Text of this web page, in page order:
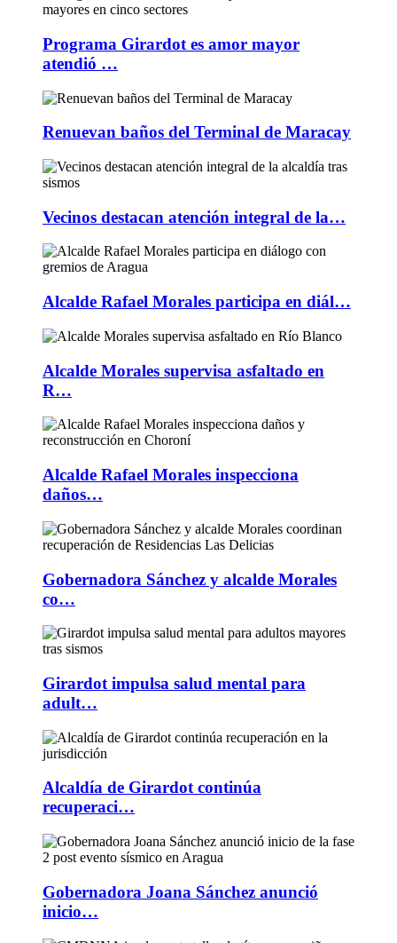
Programa Girardot es amor mayor
atendió …
Renuevan baños del Terminal de Maracay
Vecinos destacan atención integral de la…
Alcalde Rafael Morales participa en diál…
Alcalde Morales supervisa asfaltado en
R…
Alcalde Rafael Morales inspecciona
daños…
Gobernadora Sánchez y alcalde Morales
co…
Girardot impulsa salud mental para
adult…
Alcaldía de Girardot continúa
recuperaci…
Gobernadora Joana Sánchez anunció
inicio…